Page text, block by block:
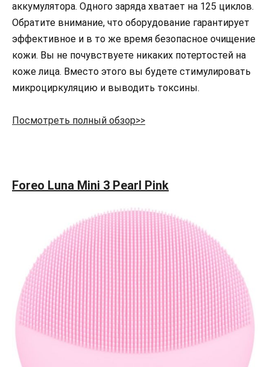
аккумулятора. Одного заряда хватает на 125 циклов.
Обратите внимание, что оборудование гарантирует
эффективное и в то же время безопасное очищение
кожи. Вы не почувствуете никаких потертостей на
коже лица. Вместо этого вы будете стимулировать
микроциркуляцию и выводить токсины.
Посмотреть полный обзор>>
Foreo Luna Mini 3 Pearl Pink